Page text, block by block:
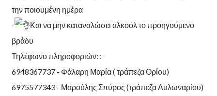
την ποιουμένη ημέρα
-
Και να μην καταναλώσει αλκοόλ το προηγούμενο
βράδυ
Τηλέφωνο πληροφοριών: :
6948367737 - Φάλαρη Μαρία ( τράπεζα Ορίου)
6975577343 - Μαρούλης Σπύρος (τράπεζα Αυλωναρίου)